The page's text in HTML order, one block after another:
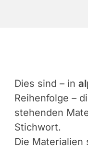
Dies sind – in
Reihenfolge –
stehenden
Stichwort.
Die Materialien